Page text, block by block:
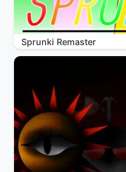
Sprunki Remaster